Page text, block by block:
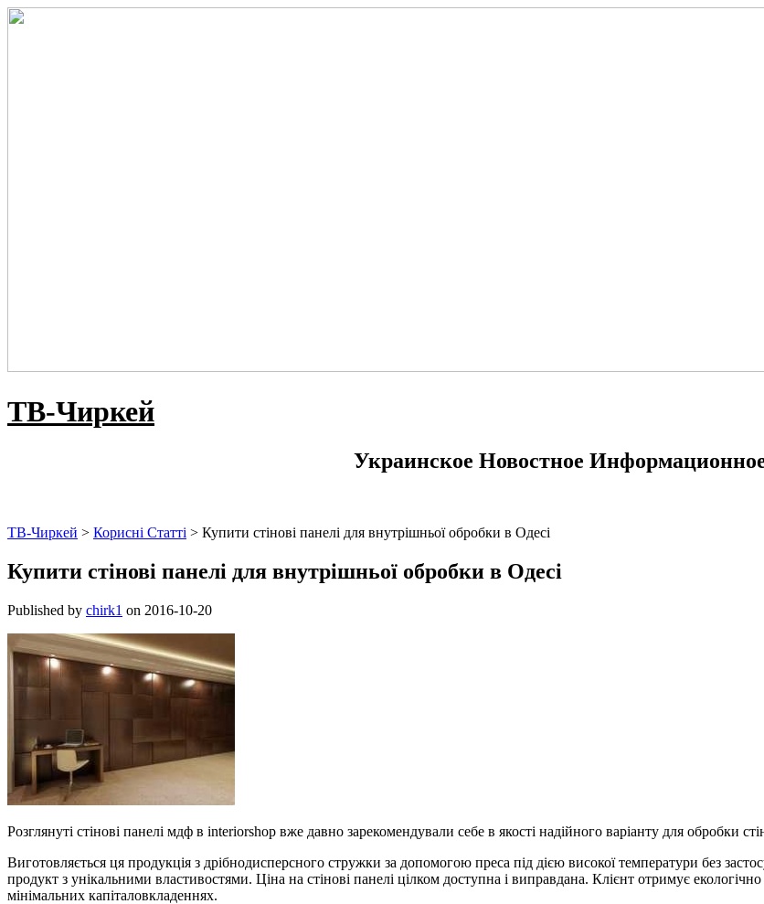
ТВ-Чиркей
Украинское Новостное
ТВ-Чиркей > Корисні Статті > Купити стінові панелі для внутрішньої обробки в Одесі
Купити стінові панелі для внутрішньої обробки в Одесі
Published by chirk1 on 2016-10-20
Розглянуті стінові панелі мдф в interiorshop вже давно зарекомендували себе в якості надійного варіанту для обробки
Виготовляється ця продукція з дрібнодисперсного стружки за допомогою преса під дією високої температури без
продукт з унікальними властивостями. Ціна на стінові панелі цілком доступна і виправдана. Клієнт отримує
мінімальних капіталовкладеннях.